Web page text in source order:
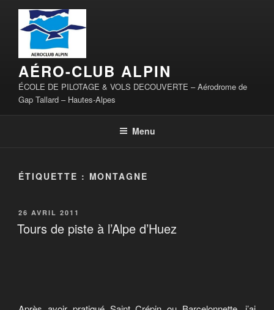
contenu
principal
AÉRO-CLUB ALPIN
ÉCOLE DE PILOTAGE & VOLS DECOUVERTE – Aérodrome de
Gap Tallard – Hautes-Alpes
Menu
ÉTIQUETTE : MONTAGNE
PUBLIÉ
LE
26 AVRIL 2011
Tours de piste à l’Alpe d’Huez